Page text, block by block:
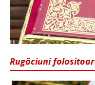
Rugăciuni